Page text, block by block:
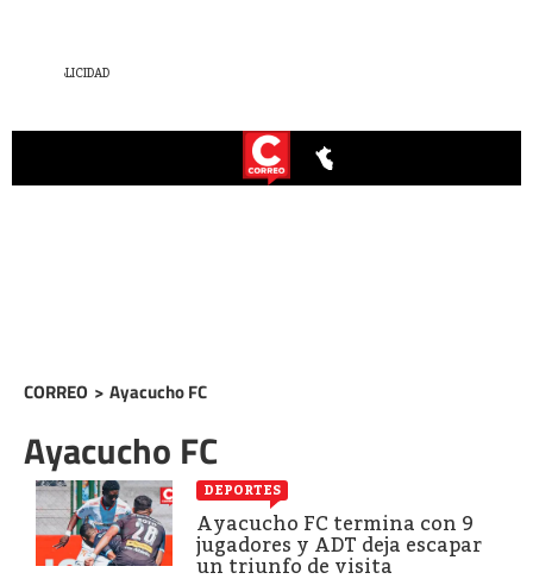
CORREO > Ayacucho FC
Ayacucho FC
DEPORTES
Ayacucho FC termina con 9
jugadores y ADT deja escapar
un triunfo de visita